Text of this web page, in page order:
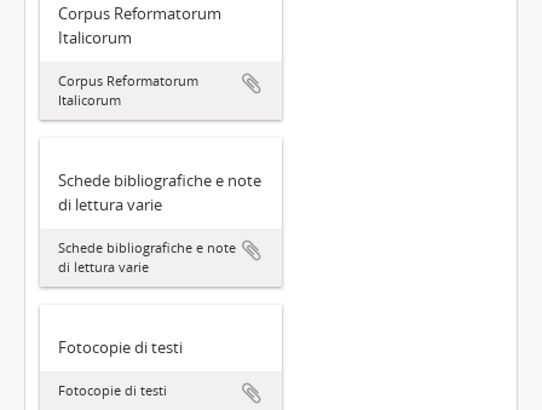
Corpus Reformatorum
Italicorum
Corpus Reformatorum
Italicorum
Schede bibliografiche e note
di lettura varie
Schede bibliografiche e note
di lettura varie
Fotocopie di testi
Fotocopie di testi